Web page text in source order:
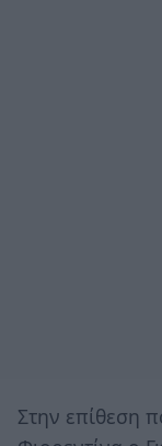
Στην επίθεση